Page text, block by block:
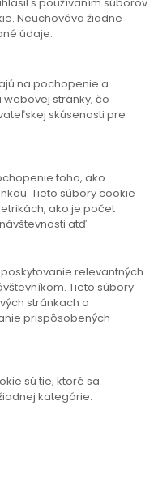
Neuchováva žiadne
údaje.
na pochopenie a
stránky, čo
skúsenosti pre
toho, ako
Tieto súbory cookie
ako je počet
atď.
relevantných
Tieto súbory
stránkach a
prispôsobených
sú tie, ktoré sa
kategórie.